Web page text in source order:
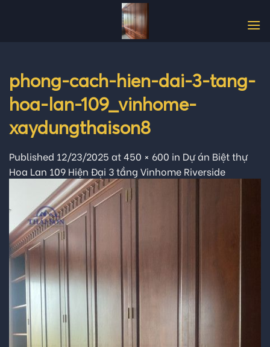
phong-cach-hien-dai-3-tang-
hoa-lan-109_vinhome-
xaydungthaison8
Published 12/23/2025 at450 × 600 in Dự án Biệt thự
Hoa Lan 109 Hiện Đại 3 tầng Vinhome Riverside